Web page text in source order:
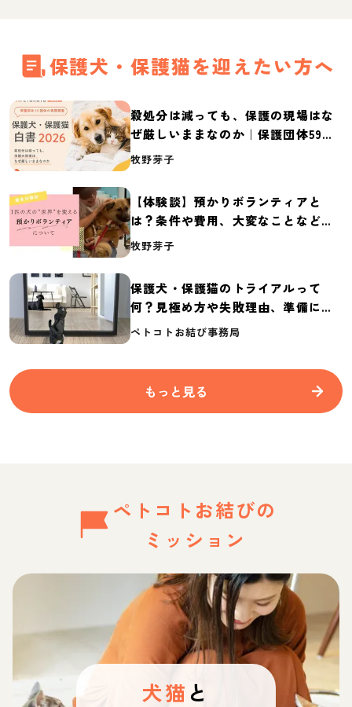
保護犬・保護猫を迎えたい方へ
殺処分は減っても、保護の現場はな
ぜ厳しいままなのか｜保護団体59団
体の実態調査【保護犬・保護猫白書
牧野芽子
【体験談】預かりボランティアと
は？条件や費用、大変なことなど紹
介
牧野芽子
保護犬・保護猫のトライアルって
何？見極め方や失敗理由、準備に必
要なものを紹介
ペトコトお結び事務局
もっと見る
ペトコトお結びの
ミッション
犬猫 と